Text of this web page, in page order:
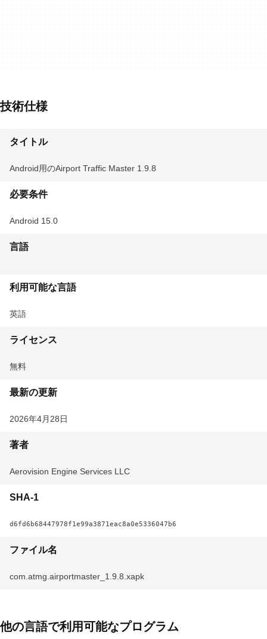
技術仕様
タイトル
Android用のAirport Traffic Master 1.9.8
必要条件
Android 15.0
言語
利用可能な言語
英語
ライセンス
無料
最新の更新
2026年4月28日
著者
Aerovision Engine Services LLC
SHA-1
d6fd6b68447978f1e99a3871eac8a0e5336047b6
ファイル名
com.atmg.airportmaster_1.9.8.xapk
他の言語で利用可能なプログラム